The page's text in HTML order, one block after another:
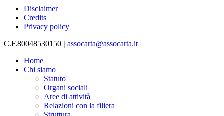
Disclaimer
Credits
Privacy policy
C.F.80048530150 | assocarta@assocarta.it
Home
Chi siamo
Statuto
Organi sociali
Aree di attività
Relazioni con la filiera
Struttura